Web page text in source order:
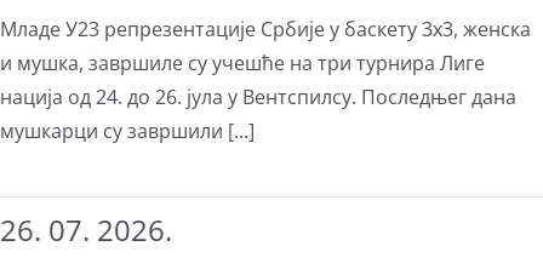
Младе У23 репрезентације Србије у баскету 3х3, женска
и мушка, завршиле су учешће на три турнира Лиге
нација од 24. до 26. јула у Вентспилсу. Последњег дана
мушкарци су завршили [...]
26. 07. 2026.